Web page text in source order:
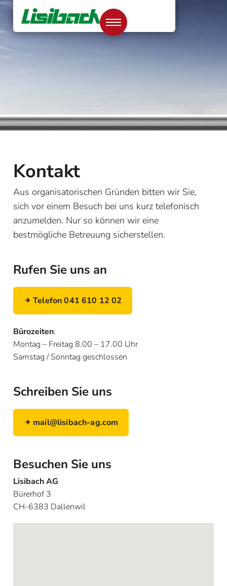
Kontakt
Aus organisatorischen Gründen bitten wir Sie,
sich vor einem Besuch bei uns kurz telefonisch
anzumelden. Nur so können wir eine
bestmögliche Betreuung sicherstellen.
Rufen Sie uns an
Telefon 041 610 12 02
Bürozeiten:
Montag – Freitag 8.00 – 17.00 Uhr
Samstag / Sonntag geschlossen
Schreiben Sie uns
mail@lisibach-ag.com
Besuchen Sie uns
Lisibach AG
Bürerhof 3
CH-6383 Dallenwil